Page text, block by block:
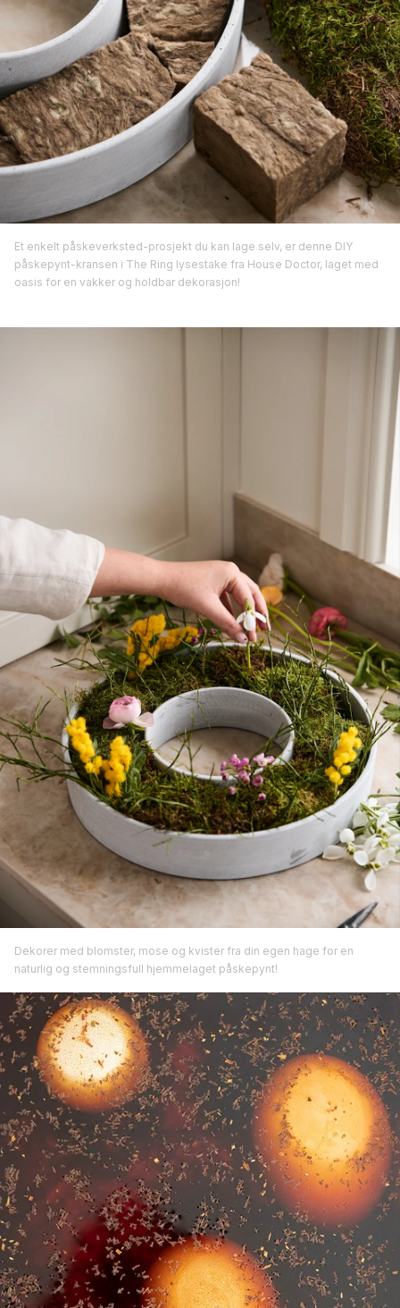
Et enkelt påskeverksted-prosjekt du kan lage selv, er denne DIY
påskepynt-kransen i The Ring lysestake fra House Doctor, laget med
oasis for en vakker og holdbar dekorasjon!
Dekorer med blomster, mose og kvister fra din egen hage for en
naturlig og stemningsfull hjemmelaget påskepynt!